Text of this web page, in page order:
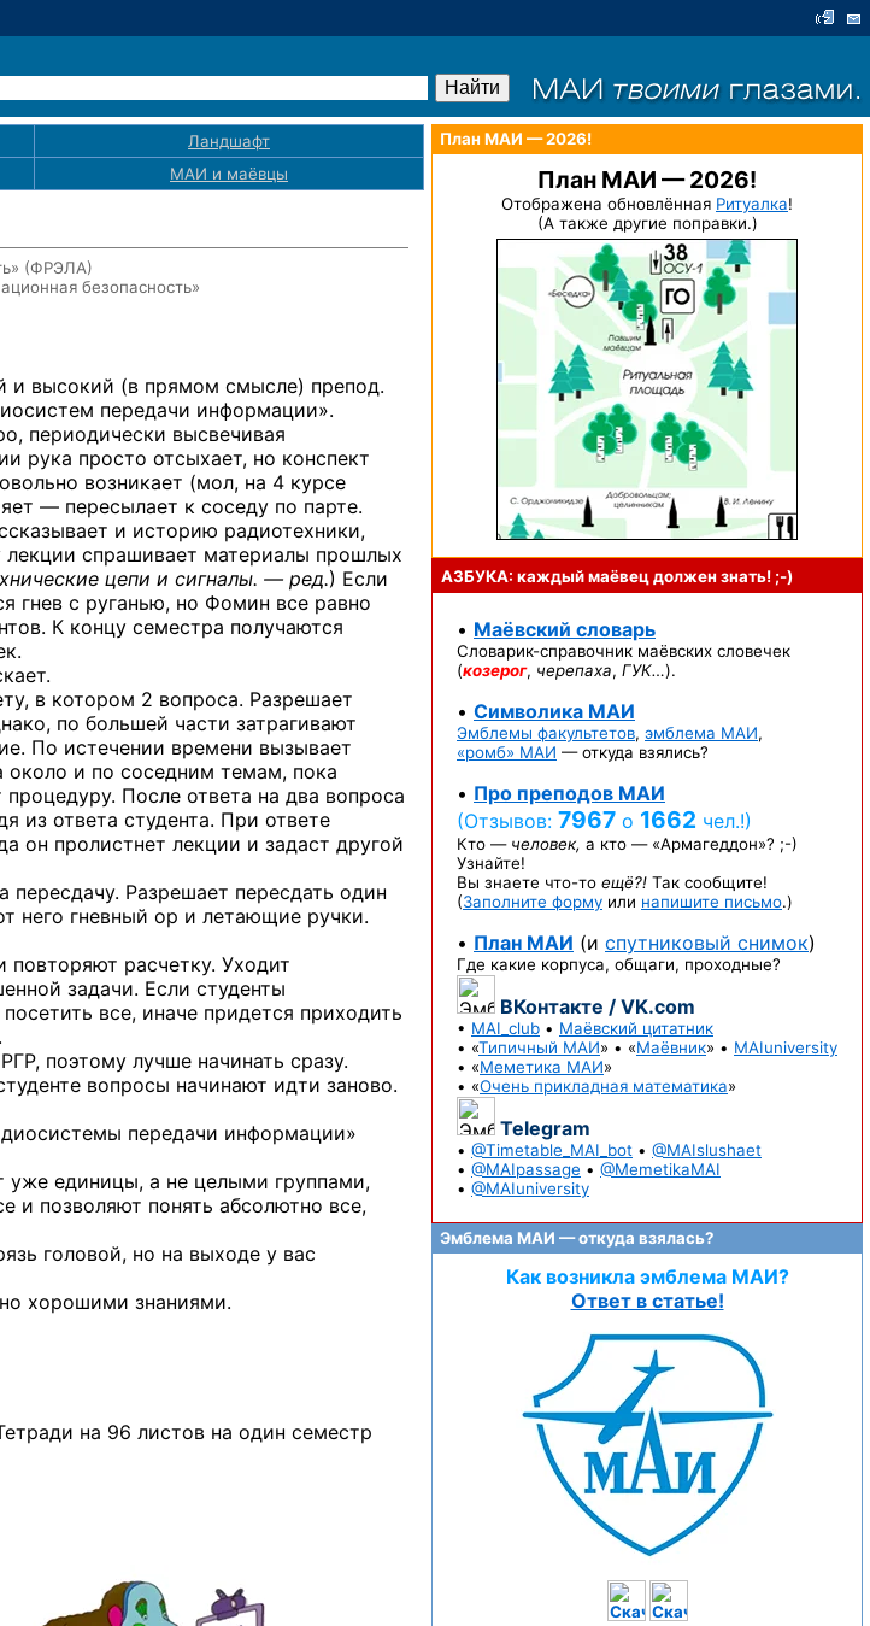
Ландшафт
МАИ и маёвцы
(ФРЭЛА)
безопасность»
и высокий (в прямом смысле) препод.
передачи информации».
периодически высвечивая
рука просто отсыхает, но конспект
возникает (мол, на 4 курсе
— пересылает к соседу по парте.
и историю радиотехники,
спрашивает материалы прошлых
цепи и сигналы. — ред.) Если
гнев с руганью, но Фомин все равно
К концу семестра получаются
в котором 2 вопроса. Разрешает
по большей части затрагивают
По истечении времени вызывает
около и по соседним темам, пока
После ответа на два вопроса
из ответа студента. При ответе
он пролистнет лекции и задаст другой
Разрешает пересдать один
него гневный ор и летающие ручки.
повторяют расчетку. Уходит
задачи. Если студенты
все, иначе придется приходить
поэтому лучше начинать сразу.
вопросы начинают идти заново.
передачи информации»
уже единицы, а не целыми группами,
и позволяют понять абсолютно все,
головой, но на выходе у вас
хорошими знаниями.
на 96 листов на один семестр
План МАИ — 2026!
План МАИ — 2026!
Отображена обновлённая Ритуалка!
(А также другие поправки.)
АЗБУКА: каждый маёвец должензнать! ;-)
• Маёвский словарь
Словарик-справочник маёвских словечек
(козерог, черепаха, ГУК…).
• Символика МАИ
Эмблемы факультетов, эмблема МАИ,
«ромб» МАИ — откуда взялись?
• Про преподов МАИ
(Отзывов: 7967 о 1662 чел.!)
Кто — человек, а кто — «Армагеддон»? ;-)
Узнайте!
Вы знаете что-то ещё?! Так сообщите!
(Заполните форму или напишите письмо.)
• План МАИ (и спутниковый снимок)
Где какие корпуса, общаги, проходные?
ВКонтакте / VK.com
• MAI_club • Маёвский цитатник
• «Типичный МАИ» • «Маёвник» • MAIuniversity
• «Меметика МАИ»
• «Очень прикладная математика»
Telegram
• @Timetable_MAI_bot • @MAIslushaet
• @MAIpassage • @MemetikaMAI
• @MAIuniversity
Эмблема МАИ — откуда взялась?
Как возникла эмблема МАИ?
Ответ в статье!